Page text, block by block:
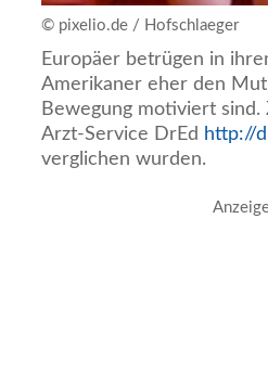
© pixelio.de / Hofschlaeger
Europäer betrügen in
Amerikaner eher den
Bewegung motiviert
Arzt-Service DrEd http://
verglichen wurden.